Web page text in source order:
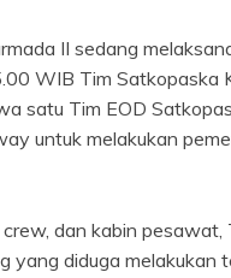
II sedang
WIB Tim Satkopaska
satu Tim EOD
untuk melakukan
dan kabin
yang diduga melakukan